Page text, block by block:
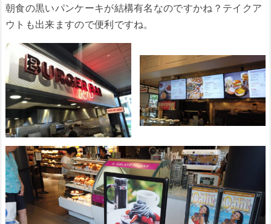
朝食の黒いパンケーキが結構有名なのですかね？テイクア
ウトも出来ますので便利ですね。